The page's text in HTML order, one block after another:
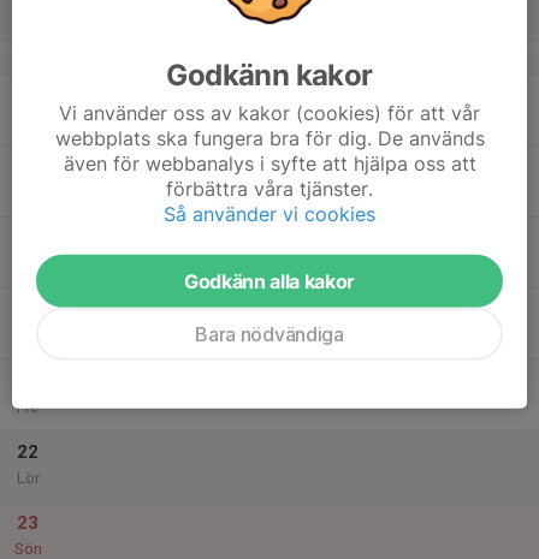
17:30
Friidrottsträning
Höghammarhallen
Ons
Fre
22
Lör
23
Sön
Godkänn kakor
Vi använder oss av kakor (cookies) för att vår
webbplats ska fungera bra för dig. De används
även för webbanalys i syfte att hjälpa oss att
förbättra våra tjänster.
Så använder vi cookies
Godkänn alla kakor
Bara nödvändiga